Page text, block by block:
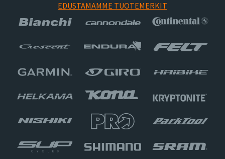
EDUSTAMAMME TUOTEMERKIT